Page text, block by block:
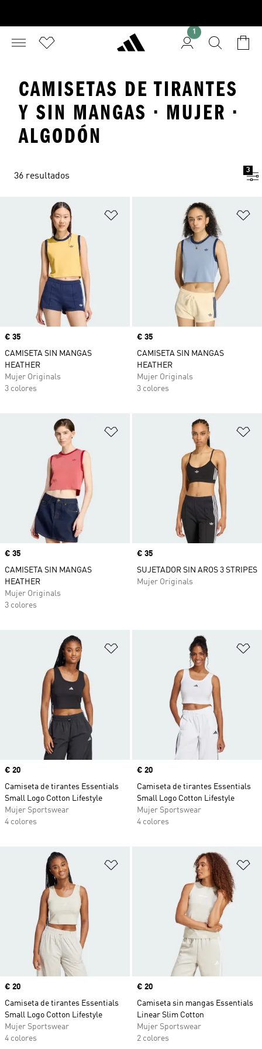
1
CAMISETAS DE TIRANTES
Y SIN MANGAS · MUJER ·
ALGODÓN
36 resultados
3
Añadir a la lista de deseos
Precio
€ 35
CAMISETA SIN MANGAS
HEATHER
Mujer Originals
3 colores
Precio
€ 35
CAMISETA SIN MANGAS
HEATHER
Mujer Originals
3 colores
Añadir a la lista de deseos
Precio
€ 35
CAMISETA SIN MANGAS
HEATHER
Mujer Originals
3 colores
Precio
€ 35
SUJETADOR SIN AROS 3 STRIPES
Mujer Originals
Añadir a la lista de deseos
Precio
€ 20
Camiseta de tirantes Essentials
Small Logo Cotton Lifestyle
Mujer Sportswear
4 colores
Precio
€ 20
Camiseta de tirantes Essentials
Small Logo Cotton Lifestyle
Mujer Sportswear
4 colores
Añadir a la lista de deseos
Precio
€ 20
Camiseta de tirantes Essentials
Small Logo Cotton Lifestyle
Mujer Sportswear
4 colores
Precio
€ 20
Camiseta sin mangas Essentials
Linear Slim Cotton
Mujer Sportswear
2 colores